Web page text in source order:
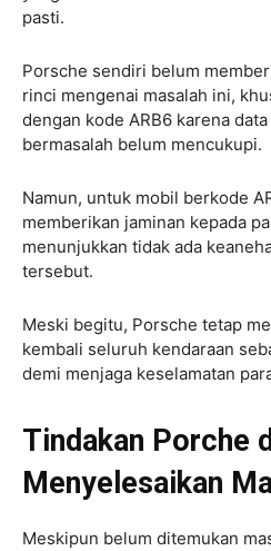
pasti.
Porsche sendiri belum
rinci mengenai masalah ini,
dengan kode ARB6 karena
bermasalah belum mencukupi.
Namun, untuk mobil berkode
memberikan jaminan kepada
menunjukkan tidak ada
tersebut.
Meski begitu, Porsche tetap
kembali seluruh kendaraan
demi menjaga keselamatan
Tindakan Porche
Menyelesaikan
Meskipun belum ditemukan